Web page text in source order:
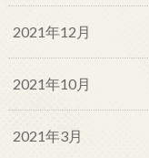
2021年12月
2021年10月
2021年3月